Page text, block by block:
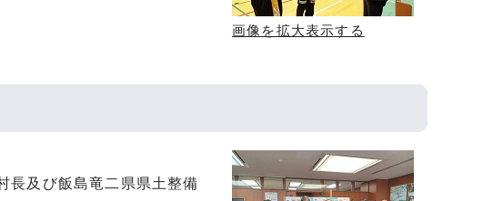
画像を拡大表示する
長及び飯島竜二県県土整備